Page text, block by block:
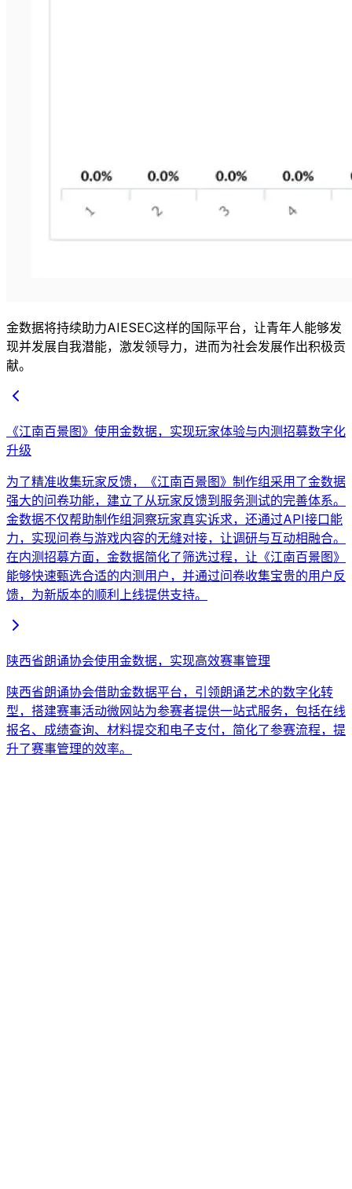
金数据将持续助力AIESEC这样的国际平台，让青年人能够发
现并发展自我潜能，激发领导力，进而为社会发展作出积极贡
献。
《江南百景图》使用金数据，实现玩家体验与内测招募数字化
升级
为了精准收集玩家反馈，《江南百景图》制作组采用了金数据
强大的问卷功能，建立了从玩家反馈到服务测试的完善体系。
金数据不仅帮助制作组洞察玩家真实诉求，还通过API接口能
力，实现问卷与游戏内容的无缝对接，让调研与互动相融合。
在内测招募方面，金数据简化了筛选过程，让《江南百景图》
能够快速甄选合适的内测用户，并通过问卷收集宝贵的用户反
馈，为新版本的顺利上线提供支持。
陕西省朗诵协会使用金数据，实现高效赛事管理
陕西省朗诵协会借助金数据平台，引领朗诵艺术的数字化转
型，搭建赛事活动微网站为参赛者提供一站式服务，包括在线
报名、成绩查询、材料提交和电子支付，简化了参赛流程，提
升了赛事管理的效率。